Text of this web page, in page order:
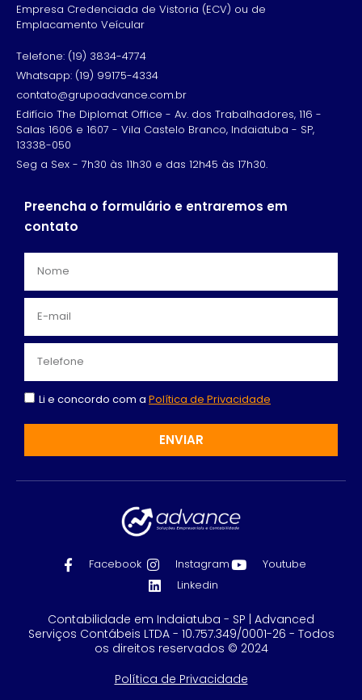
Empresa Credenciada de Vistoria (ECV) ou de
Emplacamento Veícular
Telefone: (19) 3834-4774
Whatsapp: (19) 99175-4334
contato@grupoadvance.com.br
Edifício The Diplomat Office - Av. dos Trabalhadores, 116 -
Salas 1606 e 1607 - Vila Castelo Branco, Indaiatuba - SP,
13338-050
Seg a Sex - 7h30 às 11h30 e das 12h45 às 17h30.
Preencha o formulário e entraremos em
contato
Li e concordo com a Política de Privacidade
ENVIAR
Facebook Instagram
Youtube
Linkedin
Contabilidade em Indaiatuba - SP | Advanced
Serviços Contábeis LTDA - 10.757.349/0001-26 - Todos
os direitos reservados © 2024
Política de Privacidade